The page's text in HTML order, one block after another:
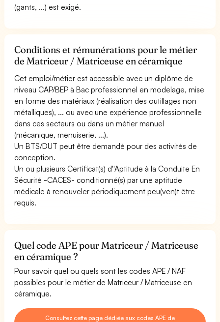
(gants, ...) est exigé.
Conditions et rémunérations pour le métier
de Matriceur / Matriceuse en céramique
Cet emploi/métier est accessible avec un diplôme de
niveau CAP/BEP à Bac professionnel en modelage, mise
en forme des matériaux (réalisation des outillages non
métalliques), ... ou avec une expérience professionnelle
dans ces secteurs ou dans un métier manuel
(mécanique, menuiserie, ...).
Un BTS/DUT peut être demandé pour des activités de
conception.
Un ou plusieurs Certificat(s) d''Aptitude à la Conduite En
Sécurité -CACES- conditionné(s) par une aptitude
médicale à renouveler périodiquement peu(ven)t être
requis.
Quel code APE pour Matriceur / Matriceuse
en céramique ?
Pour savoir quel ou quels sont les codes APE / NAF
possibles pour le métier de Matriceur / Matriceuse en
céramique.
Consultez cette page dédiée aux codes APE de